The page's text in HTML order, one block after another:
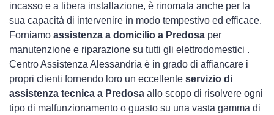
incasso e a libera installazione, è rinomata anche per la
sua capacità di intervenire in modo tempestivo ed efficace.
Forniamo assistenza a domicilio a Predosa per
manutenzione e riparazione su tutti gli elettrodomestici .
Centro Assistenza Alessandria è in grado di affiancare i
propri clienti fornendo loro un eccellente servizio di
assistenza tecnica a Predosa allo scopo di risolvere ogni
tipo di malfunzionamento o guasto su una vasta gamma di